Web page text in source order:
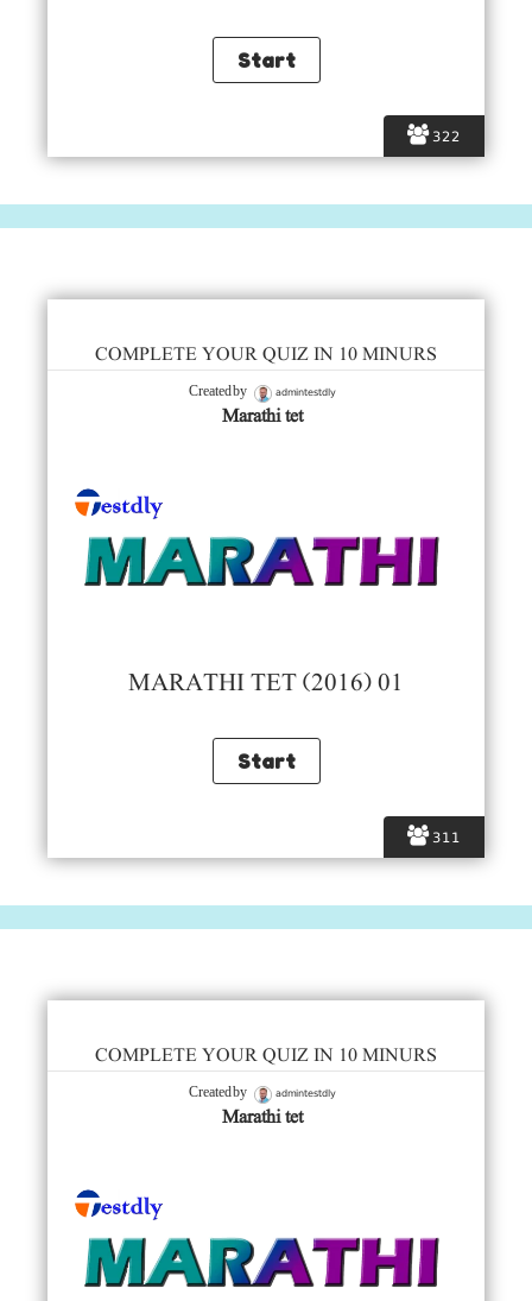
322
311
COMPLETE YOUR QUIZ IN 10 MINURS
Created by admintestdly
Marathi tet
MARATHI TET (2016) 01
COMPLETE YOUR QUIZ IN 10 MINURS
Created by admintestdly
Marathi tet